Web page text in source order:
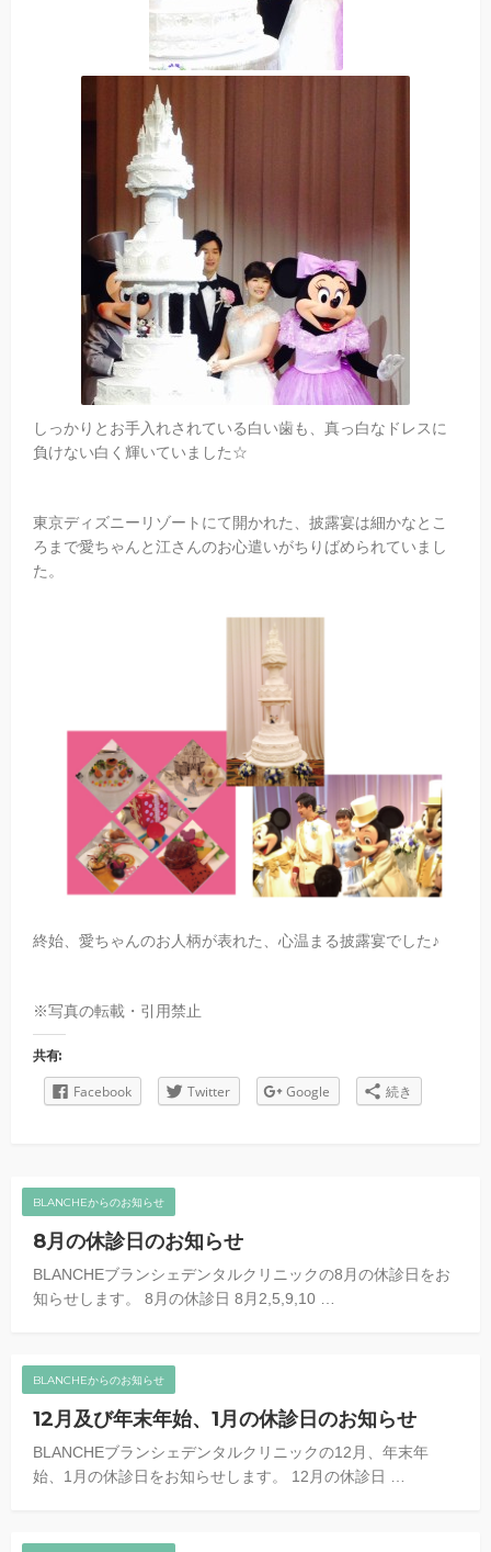
しっかりとお手入れされている白い歯も、真っ白なドレスに
負けない白く輝いていました☆
東京ディズニーリゾートにて開かれた、披露宴は細かなとこ
ろまで愛ちゃんと江さんのお心遣いがちりばめられていまし
た。
終始、愛ちゃんのお人柄が表れた、心温まる披露宴でした♪
※写真の転載・引用禁止
共有:
Facebook Twitter Google 続き
BLANCHEからのお知らせ
8月の休診日のお知らせ
BLANCHEブランシェデンタルクリニックの8月の休診日をお
知らせします。 8月の休診日 8月2,5,9,10 …
BLANCHEからのお知らせ
12月及び年末年始、1月の休診日のお知らせ
BLANCHEブランシェデンタルクリニックの12月、年末年
始、1月の休診日をお知らせします。 12月の休診日 …